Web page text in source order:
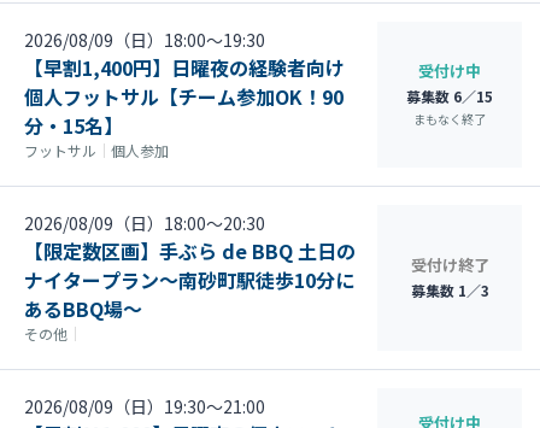
2026/08/09（日）18:00〜19:30
【早割1,400円】日曜夜の経験者向け
個人フットサル【チーム参加OK！90
分・15名】
フットサル ｜ 個人参加
受付け中
募集数 6／15
まもなく終了
2026/08/09（日）18:00〜20:30
【限定数区画】手ぶら de BBQ 土日の
ナイタープラン～南砂町駅徒歩10分に
あるBBQ場～
その他 ｜
受付け終了
募集数 1／3
2026/08/09（日）19:30〜21:00
受付け中